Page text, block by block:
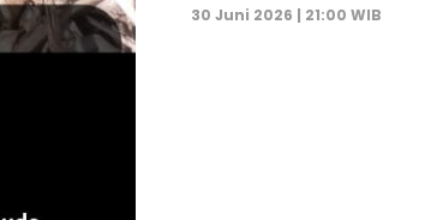
30 Juni 2026 | 21:00 WIB